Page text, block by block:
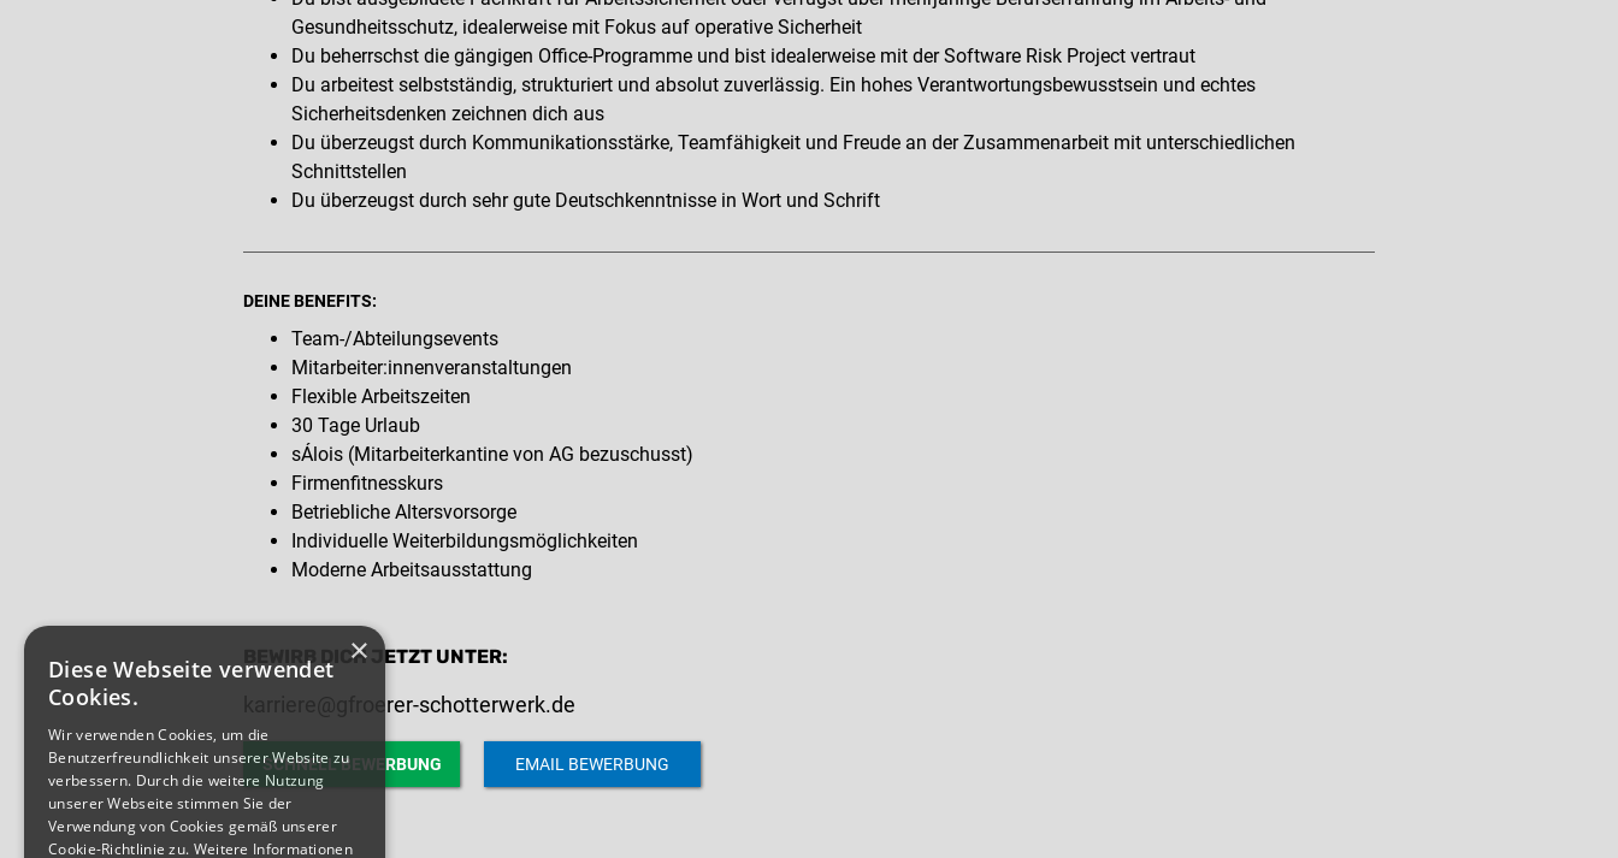
Gesundheitsschutz, idealerweise mit Fokus auf operative Sicherheit
Du beherrschst die gängigen Office-Programme und bist idealerweise mit der Software Risk Project vertraut
Du arbeitest selbstständig, strukturiert und absolut zuverlässig. Ein hohes Verantwortungsbewusstsein und echtes
Sicherheitsdenken zeichnen dich aus
Du überzeugst durch Kommunikationsstärke, Teamfähigkeit und Freude an der Zusammenarbeit mit unterschiedlichen
Schnittstellen
Du überzeugst durch sehr gute Deutschkenntnisse in Wort und Schrift
DEINE BENEFITS:
Team-/Abteilungsevents
Mitarbeiter:innenveranstaltungen
Flexible Arbeitszeiten
30 Tage Urlaub
sÁlois (Mitarbeiterkantine von AG bezuschusst)
Firmenfitnesskurs
Betriebliche Altersvorsorge
Individuelle Weiterbildungsmöglichkeiten
Moderne Arbeitsausstattung
BEWIRB DICH JETZT UNTER:
karriere@gfroerer-schotterwerk.de
SCHNELL BEWERBUNG EMAIL BEWERBUNG
×
Diese Webseite verwendet
Cookies.
Wir verwenden Cookies, um die
Benutzerfreundlichkeit unserer Website zu
verbessern. Durch die weitere Nutzung
unserer Webseite stimmen Sie der
Verwendung von Cookies gemäß unserer
Cookie-Richtlinie zu. Weitere Informationen